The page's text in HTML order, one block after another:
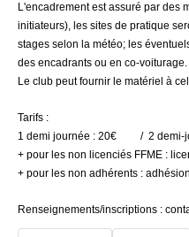
L'encadrement est assuré par des
initiateurs), les sites de pratique
stages selon la météo; les
des encadrants ou en co-voiturage.
Le club peut fournir le matériel à
Tarifs :
1 demi journée : 20€ / 2 demi-
+ pour les non licenciés FFME :
+ pour les non adhérents :
Renseignements/inscriptions :